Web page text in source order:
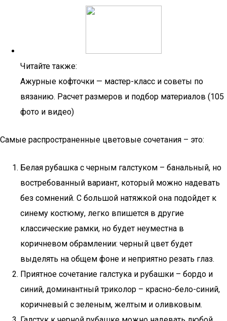
Читайте также:
Ажурные кофточки — мастер-класс и советы по
вязанию. Расчет размеров и подбор материалов (105
фото и видео)
Самые распространенные цветовые сочетания – это:
Белая рубашка с черным галстуком – банальный, но
востребованный вариант, который можно надевать
без сомнений. С большой натяжкой она подойдет к
синему костюму, легко впишется в другие
классические рамки, но будет неуместна в
коричневом обрамлении: черный цвет будет
выделять на общем фоне и неприятно резать глаз.
Приятное сочетание галстука и рубашки – бордо и
синий, доминантный триколор – красно-бело-синий,
коричневый с зеленым, желтым и оливковым.